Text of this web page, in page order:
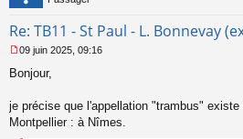
Re: TB11 - St Paul - L. Bonnevay
e
a
g
09 juin 2025, 09:16
Bonjour,
je précise que l'appellation "trambus"
Montpellier : à Nîmes.